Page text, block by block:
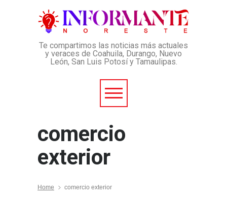
Te compartimos las noticias más actuales
y veraces de Coahuila, Durango, Nuevo
León, San Luis Potosí y Tamaulipas.
comercio
exterior
Home comercio exterior